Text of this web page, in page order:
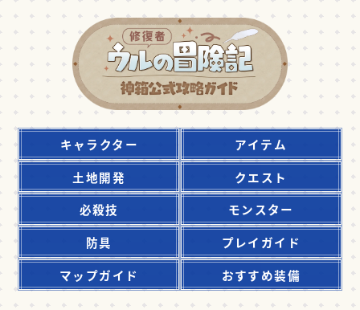
キャラクター
アイテム
土地開発
クエスト
必殺技
モンスター
防具
プレイガイド
マップガイド
おすすめ装備